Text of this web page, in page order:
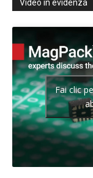
Video in evidenza
Fai clic